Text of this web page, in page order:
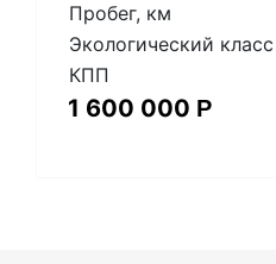
Пробег, км
Экологический класс
КПП
1 600 000 Р